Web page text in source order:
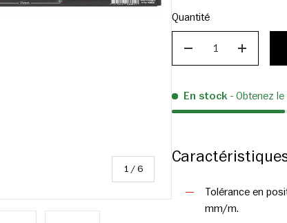
1 /sur
6
Quantité
DIMINUER
En stock - Obtenez
Tolérance en
mm/m.